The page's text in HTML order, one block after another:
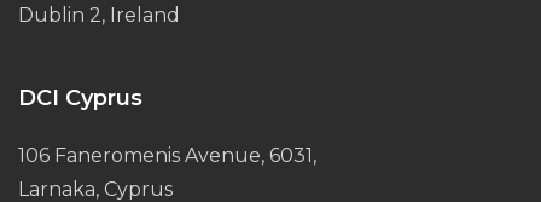
Dublin 2, Ireland
DCI Cyprus
106 Faneromenis Avenue, 6031,
Larnaka, Cyprus